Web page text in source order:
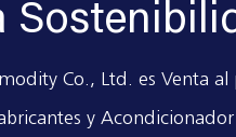
Co., Ltd. es Venta al
y